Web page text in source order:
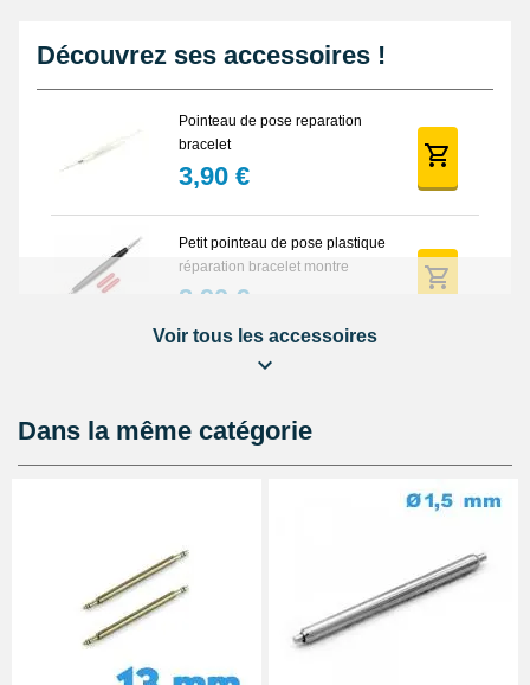
Découvrez ses accessoires !
Pointeau de pose reparation
bracelet
3,90 €
Petit pointeau de pose plastique
réparation bracelet montre
2,90 €
Pointeau de pose professionnel
5,90 €
Pointeau de pose de précision
réparation bracelet montre
Voir tous les accessoires
Dans la même catégorie